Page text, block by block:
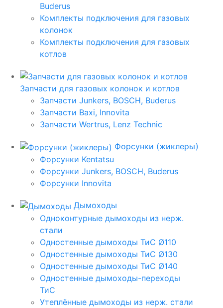
Buderus
Комплекты подключения для газовых
колонок
Комплекты подключения для газовых
котлов
Запчасти для газовых колонок и котлов
Запчасти Junkers, BOSCH, Buderus
Запчасти Baxi, Innovita
Запчасти Wertrus, Lenz Technic
Форсунки (жиклеры)
Форсунки Kentatsu
Форсунки Junkers, BOSCH, Buderus
Форсунки Innovita
Дымоходы
Одноконтурные дымоходы из нерж.
стали
Одностенные дымоходы ТиС Ø110
Одностенные дымоходы ТиС Ø130
Одностенные дымоходы ТиС Ø140
Одностенные дымоходы-переходы
ТиС
Утеплённые дымоходы из нерж. стали